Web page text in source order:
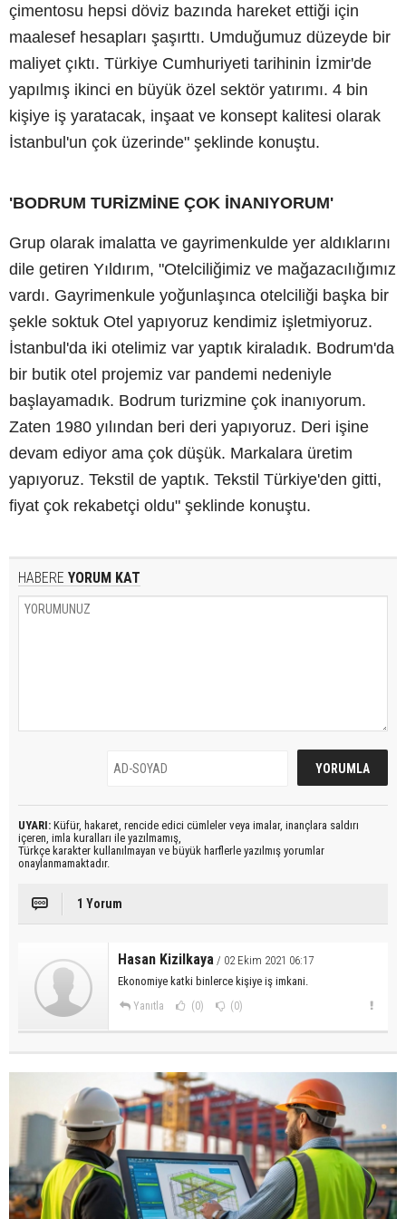
çimentosu hepsi döviz bazında hareket ettiği için
maalesef hesapları şaşırttı. Umduğumuz düzeyde bir
maliyet çıktı. Türkiye Cumhuriyeti tarihinin İzmir'de
yapılmış ikinci en büyük özel sektör yatırımı. 4 bin
kişiye iş yaratacak, inşaat ve konsept kalitesi olarak
İstanbul'un çok üzerinde" şeklinde konuştu.
'BODRUM TURİZMİNE ÇOK İNANIYORUM'
Grup olarak imalatta ve gayrimenkulde yer aldıklarını
dile getiren Yıldırım, "Otelciliğimiz ve mağazacılığımız
vardı. Gayrimenkule yoğunlaşınca otelciliği başka bir
şekle soktuk Otel yapıyoruz kendimiz işletmiyoruz.
İstanbul'da iki otelimiz var yaptık kiraladık. Bodrum'da
bir butik otel projemiz var pandemi nedeniyle
başlayamadık. Bodrum turizmine çok inanıyorum.
Zaten 1980 yılından beri deri yapıyoruz. Deri işine
devam ediyor ama çok düşük. Markalara üretim
yapıyoruz. Tekstil de yaptık. Tekstil Türkiye'den gitti,
fiyat çok rekabetçi oldu" şeklinde konuştu.
HABERE YORUM KAT
UYARI: Küfür, hakaret, rencide edici cümleler veya imalar, inançlara saldırı
içeren, imla kuralları ile yazılmamış,
Türkçe karakter kullanılmayan ve büyük harflerle yazılmış yorumlar
onaylanmamaktadır.
1 Yorum
Hasan Kizilkaya / 02 Ekim 2021 06:17
Ekonomiye katki binlerce kişiye iş imkani.
Yanıtla (0) (0)